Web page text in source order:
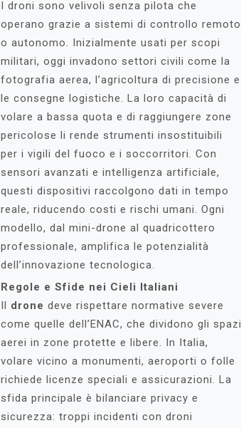
I droni sono velivoli senza pilota che
operano grazie a sistemi di controllo remoto
o autonomo. Inizialmente usati per scopi
militari, oggi invadono settori civili come la
fotografia aerea, l’agricoltura di precisione e
le consegne logistiche. La loro capacità di
volare a bassa quota e di raggiungere zone
pericolose li rende strumenti insostituibili
per i vigili del fuoco e i soccorritori. Con
sensori avanzati e intelligenza artificiale,
questi dispositivi raccolgono dati in tempo
reale, riducendo costi e rischi umani. Ogni
modello, dal mini-drone al quadricottero
professionale, amplifica le potenzialità
dell’innovazione tecnologica.
Regole e Sfide nei Cieli Italiani
Il drone deve rispettare normative severe
come quelle dell’ENAC, che dividono gli spazi
aerei in zone protette e libere. In Italia,
volare vicino a monumenti, aeroporti o folle
richiede licenze speciali e assicurazioni. La
sfida principale è bilanciare privacy e
sicurezza: troppi incidenti con droni